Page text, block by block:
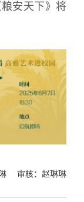
安天下》将
审核：赵琳琳